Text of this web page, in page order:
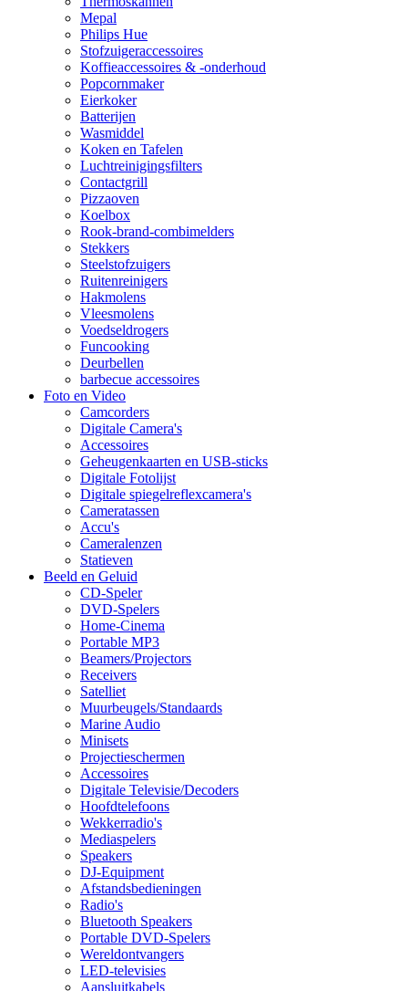
Mepal
Philips Hue
Stofzuigeraccessoires
Koffieaccessoires & -onderhoud
Popcornmaker
Eierkoker
Batterijen
Wasmiddel
Koken en Tafelen
Luchtreinigingsfilters
Contactgrill
Pizzaoven
Koelbox
Rook-brand-combimelders
Stekkers
Steelstofzuigers
Ruitenreinigers
Hakmolens
Vleesmolens
Voedseldrogers
Funcooking
Deurbellen
barbecue accessoires
Foto en Video
Camcorders
Digitale Camera's
Accessoires
Geheugenkaarten en USB-sticks
Digitale Fotolijst
Digitale spiegelreflexcamera's
Cameratassen
Accu's
Cameralenzen
Statieven
Beeld en Geluid
CD-Speler
DVD-Spelers
Home-Cinema
Portable MP3
Beamers/Projectors
Receivers
Satelliet
Muurbeugels/Standaards
Marine Audio
Minisets
Projectieschermen
Accessoires
Digitale Televisie/Decoders
Hoofdtelefoons
Wekkerradio's
Mediaspelers
Speakers
DJ-Equipment
Afstandsbedieningen
Radio's
Bluetooth Speakers
Portable DVD-Spelers
Wereldontvangers
LED-televisies
Aansluitkabels